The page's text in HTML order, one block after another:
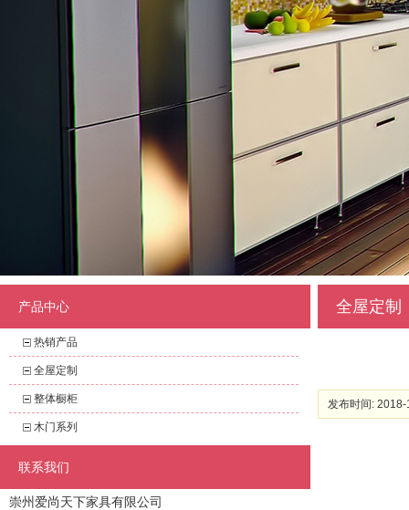
产品中心
热销产品
全屋定制
整体橱柜
木门系列
联系我们
崇州爱尚天下家具有限公司
全屋定制
发布时间: